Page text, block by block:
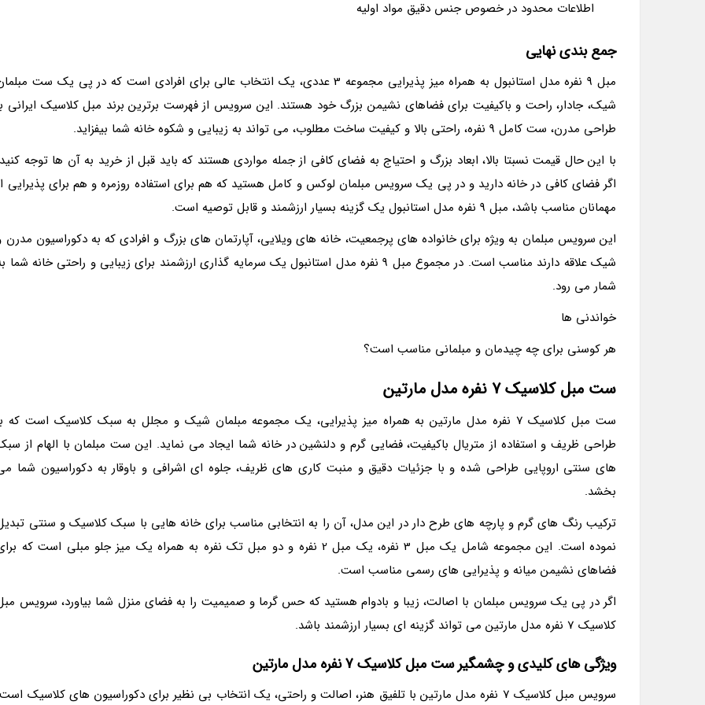
اطلاعات محدود در خصوص جنس دقیق مواد اولیه
جمع بندی نهایی
مبل 9 نفره مدل استانبول به همراه میز پذیرایی مجموعه 3 عددی، یک انتخاب عالی برای افرادی است که در پی یک ست
شیک، جادار، راحت و باکیفیت برای فضاهای نشیمن بزرگ خود هستند. این سرویس از فهرست برترین برند مبل کلاسیک ایرانی
طراحی مدرن، ست کامل 9 نفره، راحتی بالا و کیفیت ساخت مطلوب، می تواند به زیبایی و شکوه خانه شما بیفزاید.
با این حال قیمت نسبتا بالا، ابعاد بزرگ و احتیاج به فضای کافی از جمله مواردی هستند که باید قبل از خرید به آن ها توجه
اگر فضای کافی در خانه دارید و در پی یک سرویس مبلمان لوکس و کامل هستید که هم برای استفاده روزمره و هم برای پذیرایی
مهمانان مناسب باشد، مبل 9 نفره مدل استانبول یک گزینه بسیار ارزشمند و قابل توصیه است.
این سرویس مبلمان به ویژه برای خانواده های پرجمعیت، خانه های ویلایی، آپارتمان های بزرگ و افرادی که به دکوراسیون مدرن
شیک علاقه دارند مناسب است. در مجموع مبل 9 نفره مدل استانبول یک سرمایه گذاری ارزشمند برای زیبایی و راحتی خانه شما
شمار می رود.
خواندنی ها
هر کوسنی برای چه چیدمان و مبلمانی مناسب است؟
ست مبل کلاسیک 7 نفره مدل مارتین
ست مبل کلاسیک 7 نفره مدل مارتین به همراه میز پذیرایی، یک مجموعه مبلمان شیک و مجلل به سبک کلاسیک است که
طراحی ظریف و استفاده از متریال باکیفیت، فضایی گرم و دلنشین در خانه شما ایجاد می نماید. این ست مبلمان با الهام از
های سنتی اروپایی طراحی شده و با جزئیات دقیق و منبت کاری های ظریف، جلوه ای اشرافی و باوقار به دکوراسیون شما
بخشد.
ترکیب رنگ های گرم و پارچه های طرح دار در این مدل، آن را به انتخابی مناسب برای خانه هایی با سبک کلاسیک و سنتی
نموده است. این مجموعه شامل یک مبل 3 نفره، یک مبل 2 نفره و دو مبل تک نفره به همراه یک میز جلو مبلی است که
فضاهای نشیمن میانه و پذیرایی های رسمی مناسب است.
اگر در پی یک سرویس مبلمان با اصالت، زیبا و بادوام هستید که حس گرما و صمیمیت را به فضای منزل شما بیاورد، سرویس
کلاسیک 7 نفره مدل مارتین می تواند گزینه ای بسیار ارزشمند باشد.
ویژگی های کلیدی و چشمگیر ست مبل کلاسیک 7 نفره مدل مارتین
سرویس مبل کلاسیک 7 نفره مدل مارتین با تلفیق هنر، اصالت و راحتی، یک انتخاب بی نظیر برای دکوراسیون های کلاسیک